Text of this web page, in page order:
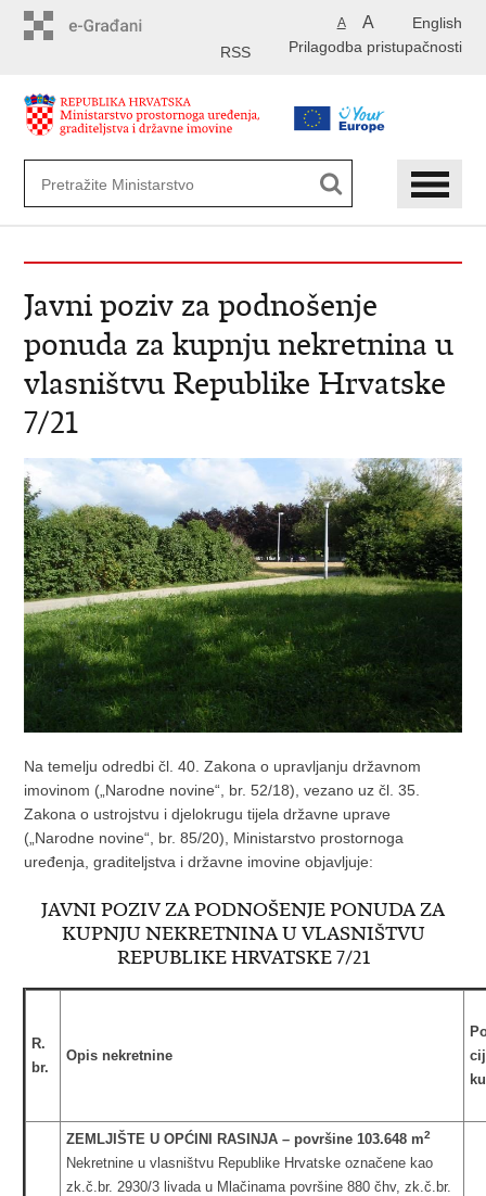
English
A A
Prilagodba pristupačnosti
RSS
Javni poziv za podnošenje
ponuda za kupnju nekretnina u
vlasništvu Republike Hrvatske
7/21
Na temelju odredbi čl. 40. Zakona o upravljanju državnom
imovinom („Narodne novine“, br. 52/18), vezano uz čl. 35.
Zakona o ustrojstvu i djelokrugu tijela državne uprave
(„Narodne novine“, br. 85/20), Ministarstvo prostornoga
uređenja, graditeljstva i državne imovine objavljuje:
JAVNI POZIV ZA PODNOŠENJE PONUDA ZA
KUPNJU NEKRETNINA U VLASNIŠTVU
REPUBLIKE HRVATSKE 7/21
R.
br.
Opis nekretnine
ZEMLJIŠTE U OPĆINI RASINJA – površine 103.648 m2
Nekretnine u vlasništvu Republike Hrvatske označene kao
zk.č.br. 2930/3 livada u Mlačinama površine 880 čhv, zk.č.br.